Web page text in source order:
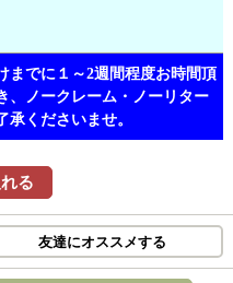
までに１～2週間程度お時間頂
、ノークレーム・ノーリター
承くださいませ。
る
友達にオススメする